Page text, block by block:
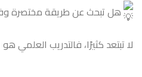
هل تبحث عن طريقة مختصرة
لا تبتعد كثيرًا، فالتدريب العلمي